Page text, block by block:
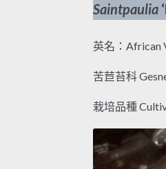
Saintpaulia
英名：African
苦苣苔科
栽培品種